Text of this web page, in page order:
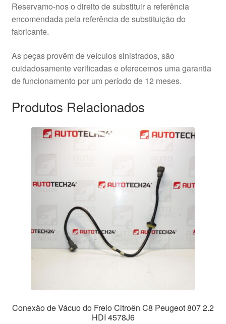
Reservamo-nos o direito de substituir a referência
encomendada pela referência de substituição do
fabricante.
As peças provêm de veículos sinistrados, são
cuidadosamente verificadas e oferecemos uma garantia
de funcionamento por um período de 12 meses.
Produtos Relacionados
Conexão de Vácuo do Freio Citroën C8 Peugeot 807 2.2
HDI 4578J6